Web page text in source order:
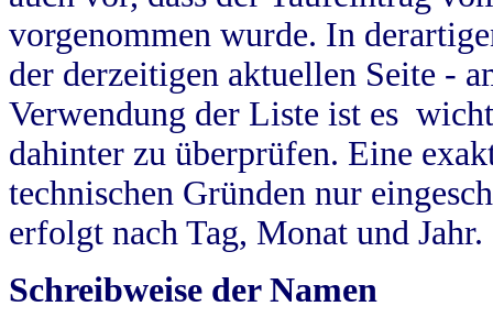
vorgenommen wurde. In
der derzeitigen aktuellen Seite -
Verwendung der Liste ist es
dahinter zu überprüfen. Eine
technischen Gründen nur
erfolgt nach Tag, Monat und Jahr.
Schreibweise der Namen